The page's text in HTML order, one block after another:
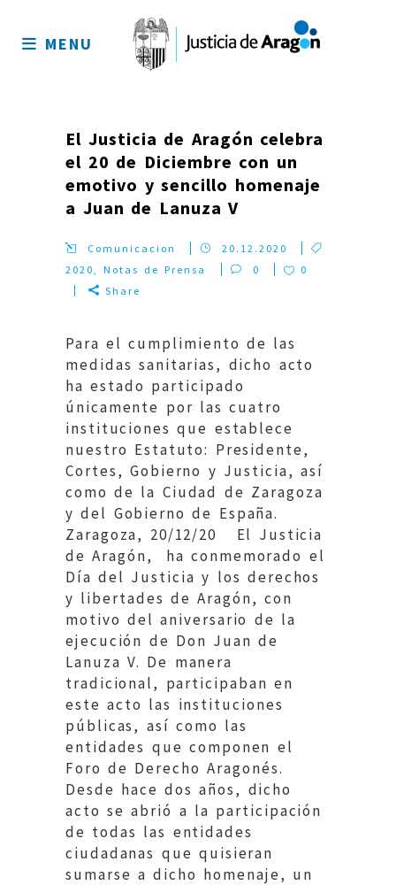
sitio
MENU
El Justicia de Aragón celebra
el 20 de Diciembre con un
emotivo y sencillo homenaje
a Juan de Lanuza V
Comunicacion
20.12.2020
2020,Notas de Prensa 0
0
Share
Para el cumplimiento de las
medidas sanitarias, dicho acto
ha estado participado
únicamente por las cuatro
instituciones que establece
nuestro Estatuto: Presidente,
Cortes, Gobierno y Justicia, así
como de la Ciudad de Zaragoza
y del Gobierno de España.
Zaragoza, 20/12/20 El Justicia
de Aragón, ha conmemorado el
Día del Justicia y los derechos
y libertades de Aragón, con
motivo del aniversario de la
ejecución de Don Juan de
Lanuza V. De manera
tradicional, participaban en
este acto las instituciones
públicas, así como las
entidades que componen el
Foro de Derecho Aragonés.
Desde hace dos años, dicho
acto se abrió a la participación
de todas las entidades
ciudadanas que quisieran
sumarse a dicho homenaje, un